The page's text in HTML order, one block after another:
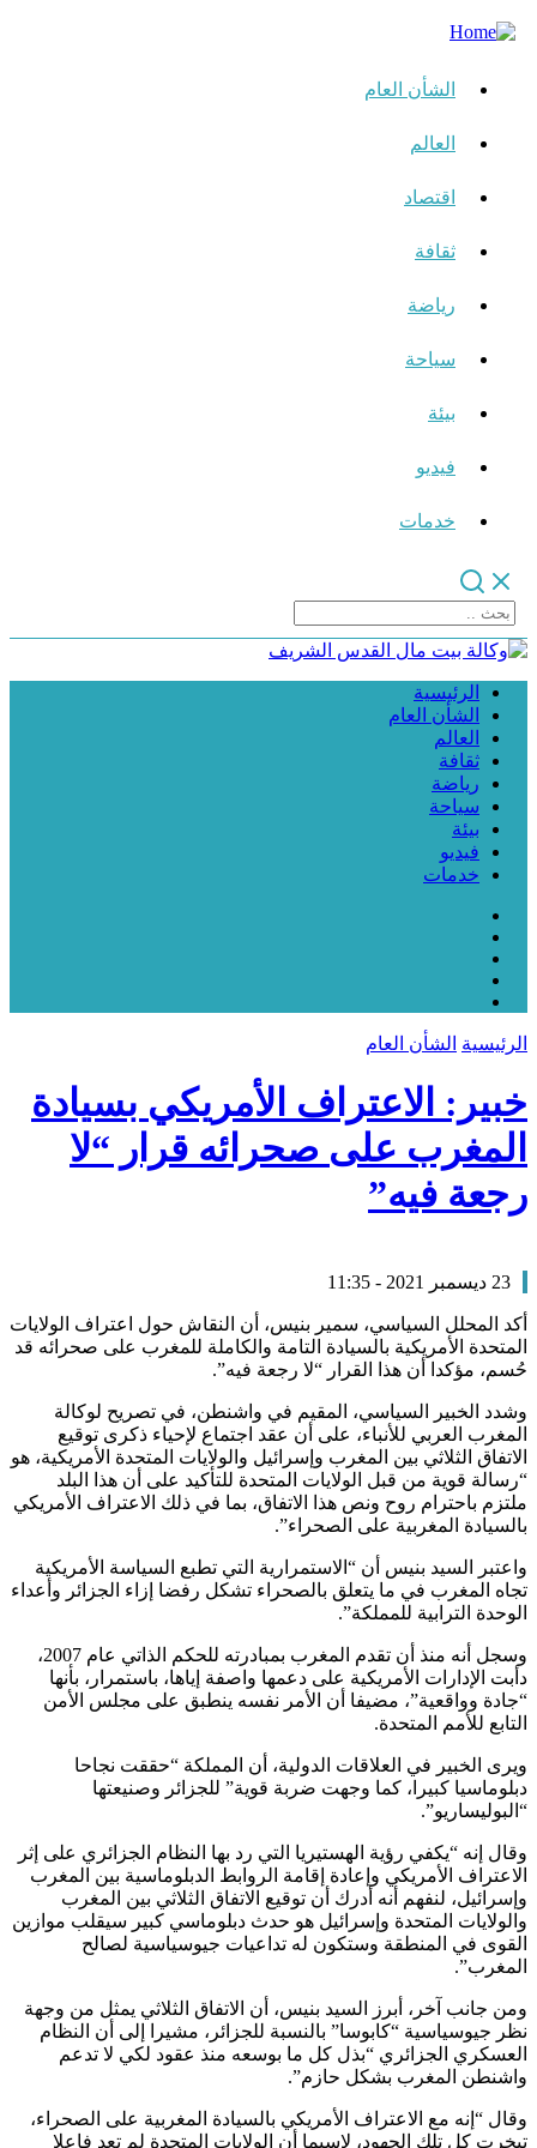
الشأن العام
العالم
اقتصاد
ثقافة
رياضة
سياحة
بيئة
فيديو
خدمات
الرئيسية
الشأن العام
العالم
ثقافة
رياضة
سياحة
بيئة
فيديو
خدمات
الرئيسية الشأن العام
خبير: الاعتراف الأمريكي بسيادة
المغرب على صحرائه قرار “لا
رجعة فيه”
23 ديسمبر 2021 - 11:35
أكد المحلل السياسي، سمير بنيس، أن النقاش حول اعتراف الولايات
المتحدة الأمريكية بالسيادة التامة والكاملة للمغرب على صحرائه قد
حُسم، مؤكدا أن هذا القرار “لا رجعة فيه”.
وشدد الخبير السياسي، المقيم في واشنطن، في تصريح لوكالة
المغرب العربي للأنباء، على أن عقد اجتماع لإحياء ذكرى توقيع
الاتفاق الثلاثي بين المغرب وإسرائيل والولايات المتحدة الأمريكية، هو
“رسالة قوية من قبل الولايات المتحدة للتأكيد على أن هذا البلد
ملتزم باحترام روح ونص هذا الاتفاق، بما في ذلك الاعتراف الأمريكي
بالسيادة المغربية على الصحراء”.
واعتبر السيد بنيس أن “الاستمرارية التي تطبع السياسة الأمريكية
تجاه المغرب في ما يتعلق بالصحراء تشكل رفضا إزاء الجزائر وأعداء
الوحدة الترابية للمملكة”.
وسجل أنه منذ أن تقدم المغرب بمبادرته للحكم الذاتي عام 2007،
دأبت الإدارات الأمريكية على دعمها واصفة إياها، باستمرار، بأنها
“جادة وواقعية”، مضيفا أن الأمر نفسه ينطبق على مجلس الأمن
التابع للأمم المتحدة.
ويرى الخبير في العلاقات الدولية، أن المملكة “حققت نجاحا
دبلوماسيا كبيرا، كما وجهت ضربة قوية” للجزائر وصنيعتها
“البوليساريو”.
وقال إنه “يكفي رؤية الهستيريا التي رد بها النظام الجزائري على إثر
الاعتراف الأمريكي وإعادة إقامة الروابط الدبلوماسية بين المغرب
وإسرائيل، لنفهم أنه أدرك أن توقيع الاتفاق الثلاثي بين المغرب
والولايات المتحدة وإسرائيل هو حدث دبلوماسي كبير سيقلب موازين
القوى في المنطقة وستكون له تداعيات جيوسياسية لصالح
المغرب”.
ومن جانب آخر، أبرز السيد بنيس، أن الاتفاق الثلاثي يمثل من وجهة
نظر جيوسياسية “كابوسا” بالنسبة للجزائر، مشيرا إلى أن النظام
العسكري الجزائري “بذل كل ما بوسعه منذ عقود لكي لا تدعم
واشنطن المغرب بشكل حازم”.
وقال “إنه مع الاعتراف الأمريكي بالسيادة المغربية على الصحراء،
تبخرت كل تلك الجهود، لاسيما أن الولايات المتحدة لم تعد فاعلا